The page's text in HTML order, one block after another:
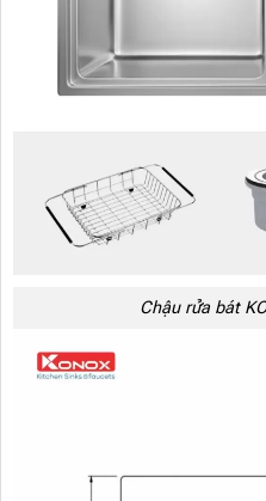
Chậu rửa bát